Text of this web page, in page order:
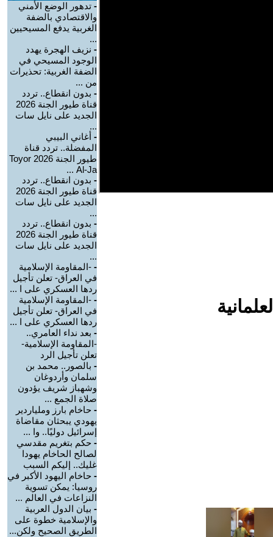
- تدهور الوضع الأمني
والاقتصادي بالضفة
الغربية يدفع المسيحيين
...
- نزيف الهجرة يهدد
الوجود المسيحي في
الضفة الغربية: تحذيرات
من ...
- بدون انقطاع.. تردد
قناة طيور الجنة 2026
الجديد على نايل سات
...
- أغاني البيبي
المفضلة.. تردد قناة
طيور الجنة 2026 Toyor
Al-Ja ...
- بدون انقطاع.. تردد
قناة طيور الجنة 2026
الجديد على نايل سات
...
- بدون انقطاع.. تردد
قناة طيور الجنة 2026
الجديد على نايل سات
...
- -المقاومة الإسلامية
في العراق- تعلن تأجيل
ردها العسكري على ا ...
- -المقاومة الإسلامية
في العراق- تعلن تأجيل
ردها العسكري على ا ...
- بعد نداء العامري..
-المقاومة الإسلامية-
تعلن تأجيل الرد
- بالصور.. محمد بن
سلمان وأردوغان
وشهباز شريف يؤدون
صلاة الجمع ...
- حاخام بارز وملياردير
يهودي يبحثان مقاضاة
إسرائيل دوليًا.. وا ...
- حكم بتغريم مقدسي
لصالح الحاخام يهودا
غليك.. إليكم السبب
- حاخام اليهود الأكبر في
روسيا: يمكن تسوية
النزاعات في العالم ...
- بيان الدول العربية
والإسلامية خطوة على
الطريق الصحيح ولكن...